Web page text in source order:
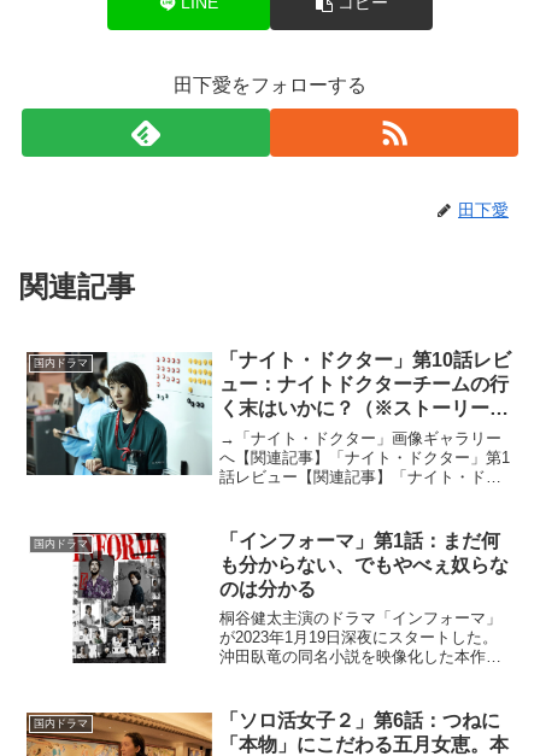
田下愛をフォローする
田下愛
関連記事
国内ドラマ
「ナイト・ドクター」第10話レビ
ュー：ナイトドクターチームの行
く末はいかに？（※ストーリーネ
タバレあり）
→「ナイト・ドクター」画像ギャラリー
へ【関連記事】「ナイト・ドクター」第1
話レビュー【関連記事】「ナイト・ドク
事】「ナイト・ドクター」第4話レビュー
【関連記事】「ナイ...
国内ドラマ
「インフォーマ」第1話：まだ何
も分からない、でもやべぇ奴らな
のは分かる
桐谷健太主演のドラマ「インフォーマ」
が2023年1月19日深夜にスタートした。
沖田臥竜の同名小説を映像化した本作
スペンス。情報屋・木原慶次郎を演じる
のは初の連続ドラマ単...
国内ドラマ
「ソロ活女子２」第6話：つねに
「本物」にこだわる五月女恵。本